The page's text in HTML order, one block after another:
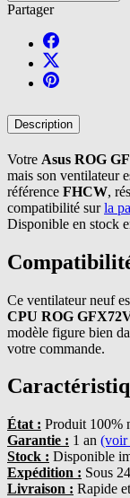
Partager
Description
Votre Asus ROG
mais son ventilateur
référence FHCW,
compatibilité surla
Disponible en stock
Ce ventilateur neuf
CPU ROG
modèle figure bien
votre commande.
État : Produit 100%
Garantie : 1 an (voir
Stock : Disponible
Expédition : Sous
Livraison : Rapide